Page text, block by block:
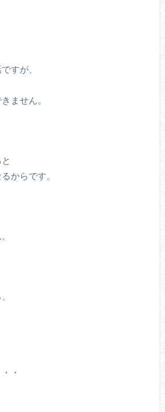
すが、
ません。
からです。
・